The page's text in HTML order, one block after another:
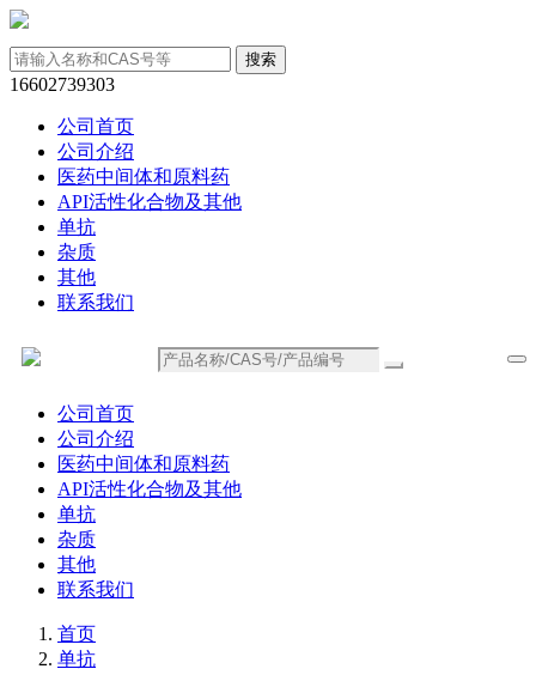
16602739303
公司首页
公司介绍
医药中间体和原料药
API活性化合物及其他
单抗
杂质
其他
联系我们
公司首页
公司介绍
医药中间体和原料药
API活性化合物及其他
单抗
杂质
其他
联系我们
首页
单抗